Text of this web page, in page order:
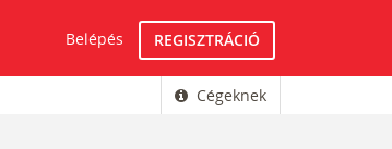
Belépés REGISZTRÁCIÓ
Cégeknek